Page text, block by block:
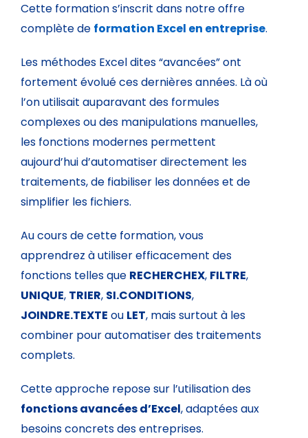
Cette formation s’inscrit dans notre offre
complète de formation Excel en entreprise.
Les méthodes Excel dites “avancées” ont
fortement évolué ces dernières années. Là où
l’on utilisait auparavant des formules
complexes ou des manipulations manuelles,
les fonctions modernes permettent
aujourd’hui d’automatiser directement les
traitements, de fiabiliser les données et de
simplifier les fichiers.
Au cours de cette formation, vous
apprendrez à utiliser efficacement des
fonctions telles que RECHERCHEX, FILTRE,
UNIQUE, TRIER, SI.CONDITIONS,
JOINDRE.TEXTE ou LET, mais surtout à les
combiner pour automatiser des traitements
complets.
Cette approche repose sur l’utilisation des
fonctions avancées d’Excel, adaptées aux
besoins concrets des entreprises.